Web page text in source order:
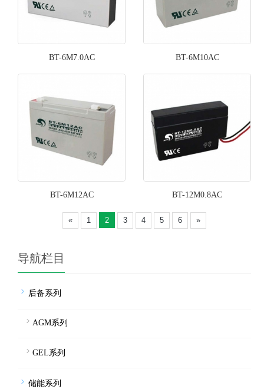
BT-6M7.0AC BT-6M10AC
BT-6M12AC BT-12M0.8AC
« 1 2 3 4 5 6 »
导航栏目
后备系列
AGM系列
GEL系列
储能系列